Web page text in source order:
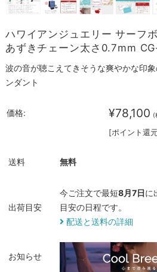
ハワイアンジュエリー サーフ
あずきチェーン太さ0.7mm
波の音が聴こえてきそうな爽やかな印
ンダント
価格: ¥78,100 (
[ポイント還
送料 無料
出荷目安
今ご注文で最短8月7日に
目安の日程です。
配送と送料の詳細
お知らせ